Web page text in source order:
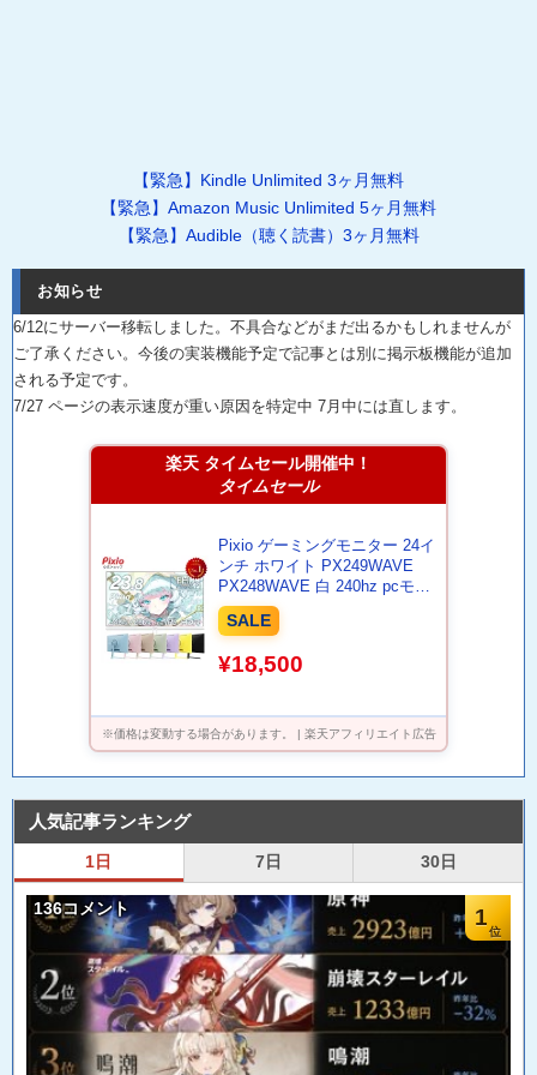
【緊急】Kindle Unlimited 3ヶ月無料
【緊急】Amazon Music Unlimited 5ヶ月無料
【緊急】Audible（聴く読書）3ヶ月無料
お知らせ
6/12にサーバー移転しました。不具合などがまだ出るかもしれませんが
ご了承ください。今後の実装機能予定で記事とは別に掲示板機能が追加
される予定です。
7/27 ページの表示速度が重い原因を特定中 7月中には直します。
楽天 タイムセール開催中！
タイムセール
Pixio ゲーミングモニター 24イ
ンチ ホワイト PX249WAVE
PX248WAVE 白 240hz pcモニ
ター 120Hz 144Hz 165Hz 対応
モニター ピンク ブルー ベージ
ア スピーカー内蔵 VESA 23.8
SALE
¥18,500
※価格は変動する場合があります。 | 楽天アフィリエイト広告
人気記事ランキング
1日 7日 30日
1
136コメント